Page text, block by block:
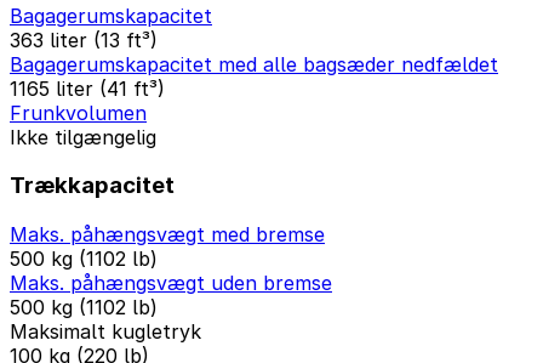
Bagagerumskapacitet
363 liter (13 ft³)
Bagagerumskapacitet med alle bagsæder nedfældet
1165 liter (41 ft³)
Frunkvolumen
Ikke tilgængelig
Trækkapacitet
Maks. påhængsvægt med bremse
500 kg (1102 lb)
Maks. påhængsvægt uden bremse
500 kg (1102 lb)
Maksimalt kugletryk
100 kg (220 lb)